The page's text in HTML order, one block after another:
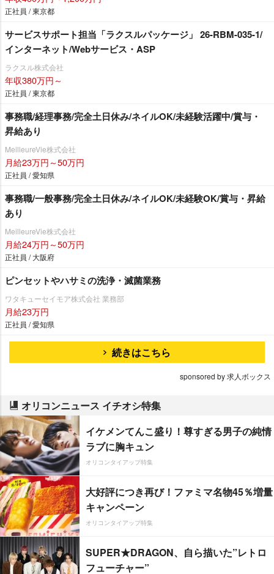
正社員 / 東京都
サービスサポート担当「ラクスルパッケージ」 26-RBM-035-1/
インターネット/Webサービス・ASP
ラクスル株式会社
年収380万円～
正社員 / 東京都
事務職/経理事務/完全土日休み/ネイルOK/未経験活躍中/賞与・
昇給あり
MeilleureVie株式会社
月給23万円～50万円
正社員 / 愛知県
事務職/一般事務/完全土日休み/ネイルOK/未経験OK/賞与・昇給
あり
MeilleureVie株式会社
月給24万円～50万円
正社員 / 大阪府
ピンセットやハサミの洗浄・滅菌業務
ワタキューセイモア株式会社 業務部
月給23万円
正社員 / 愛知県
続きはこちら
sponsored by 求人ボックス
オリコンニュース イチオシ特集
イケメンてんこ盛り！尊すぎる男子の純情
ラブに胸キュン
オリコンタイアップ特集
大好評につき再び！ファミマ名物45％増量
キャンペーン
オリコンタイアップ特集
SUPER★DRAGON、自ら描いた”レトロ
フューチャー”